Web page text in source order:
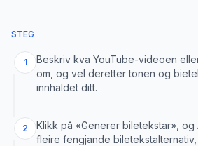
STEG
1
Beskriv kva YouTube-videoen
om, og vel deretter tonen og
innhaldet ditt.
2
Klikk på «Generer biletekstar», og
fleire fengjande